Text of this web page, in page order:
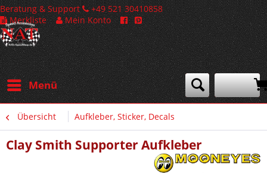
Beratung & Support
+49 521 30410858
Merkliste
Mein Konto
Menü
Übersicht Aufkleber, Sticker, Decals
Clay Smith Supporter Aufkleber